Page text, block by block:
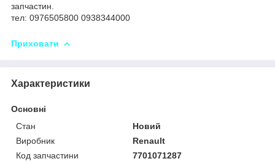
запчастин.
тел: 0976505800 0938344000
Приховати
Характеристики
Основні
Стан
Новий
Виробник
Renault
Код запчастини
7701071287